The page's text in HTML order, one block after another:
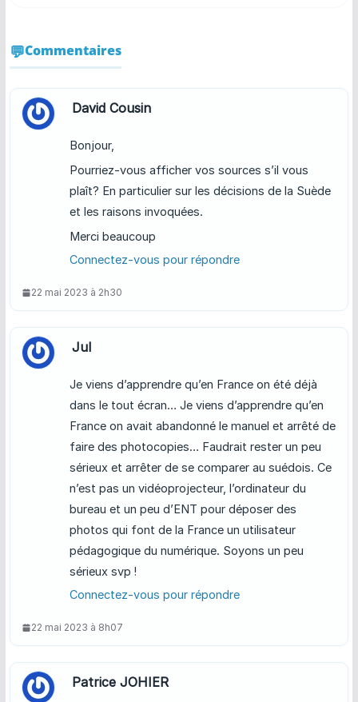
Commentaires
David Cousin
Bonjour,
Pourriez-vous afficher vos sources s’il vous
plaît? En particulier sur les décisions de la Suède
et les raisons invoquées.
Merci beaucoup
Connectez-vous pour répondre
22 mai 2023 à 2h30
Jul
Je viens d’apprendre qu’en France on été déjà
dans le tout écran… Je viens d’apprendre qu’en
France on avait abandonné le manuel et arrêté de
faire des photocopies… Faudrait rester un peu
sérieux et arrêter de se comparer au suédois. Ce
n’est pas un vidéoprojecteur, l’ordinateur du
bureau et un peu d’ENT pour déposer des
photos qui font de la France un utilisateur
pédagogique du numérique. Soyons un peu
sérieux svp !
Connectez-vous pour répondre
22 mai 2023 à 8h07
Patrice JOHIER